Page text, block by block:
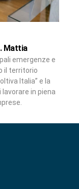
Mattia
emergenze e
il territorio
Italia” e la
in piena